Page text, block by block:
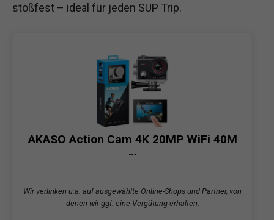
stoßfest – ideal für jeden SUP Trip.
AKASO Action Cam 4K 20MP WiFi 40M
…
Wir verlinken u.a. auf ausgewählte Online-Shops und Partner, von
denen wir ggf. eine Vergütung erhalten.